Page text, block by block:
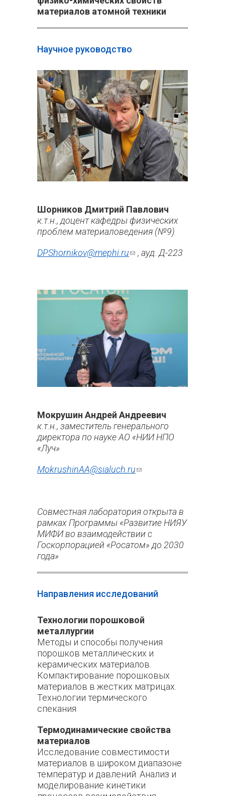
материалов атомной техники
Научное руководcтво
Шорников Дмитрий Павлович
к.т.н., доцент кафедры физических
проблем материаловедения (№9)
DPShornikov@mephi.ru(ссылка для
, ауд. Д-223
Мокрушин Андрей Андреевич
к.т.н., заместитель генерального
директора по науке АО «НИИ НПО
«Луч»
MokrushinAA@sialuch.ru(ссылка для
Совместная лаборатория открыта в
рамках Программы «Развитие НИЯУ
МИФИ во взаимодействии с
Госкорпорацией «Росатом» до 2030
года»
Направления исследований
Технологии порошковой
металлургии
Методы и способы получения
порошков металлических и
керамических материалов.
Компактирование порошковых
материалов в жестких матрицах.
Технологии термического
спекания
Термодинамические свойства
материалов
Исследование совместимости
материалов в широком диапазоне
температур и давлений. Анализ и
моделирование кинетики